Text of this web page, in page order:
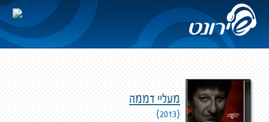
מעליי דממה
(2013)